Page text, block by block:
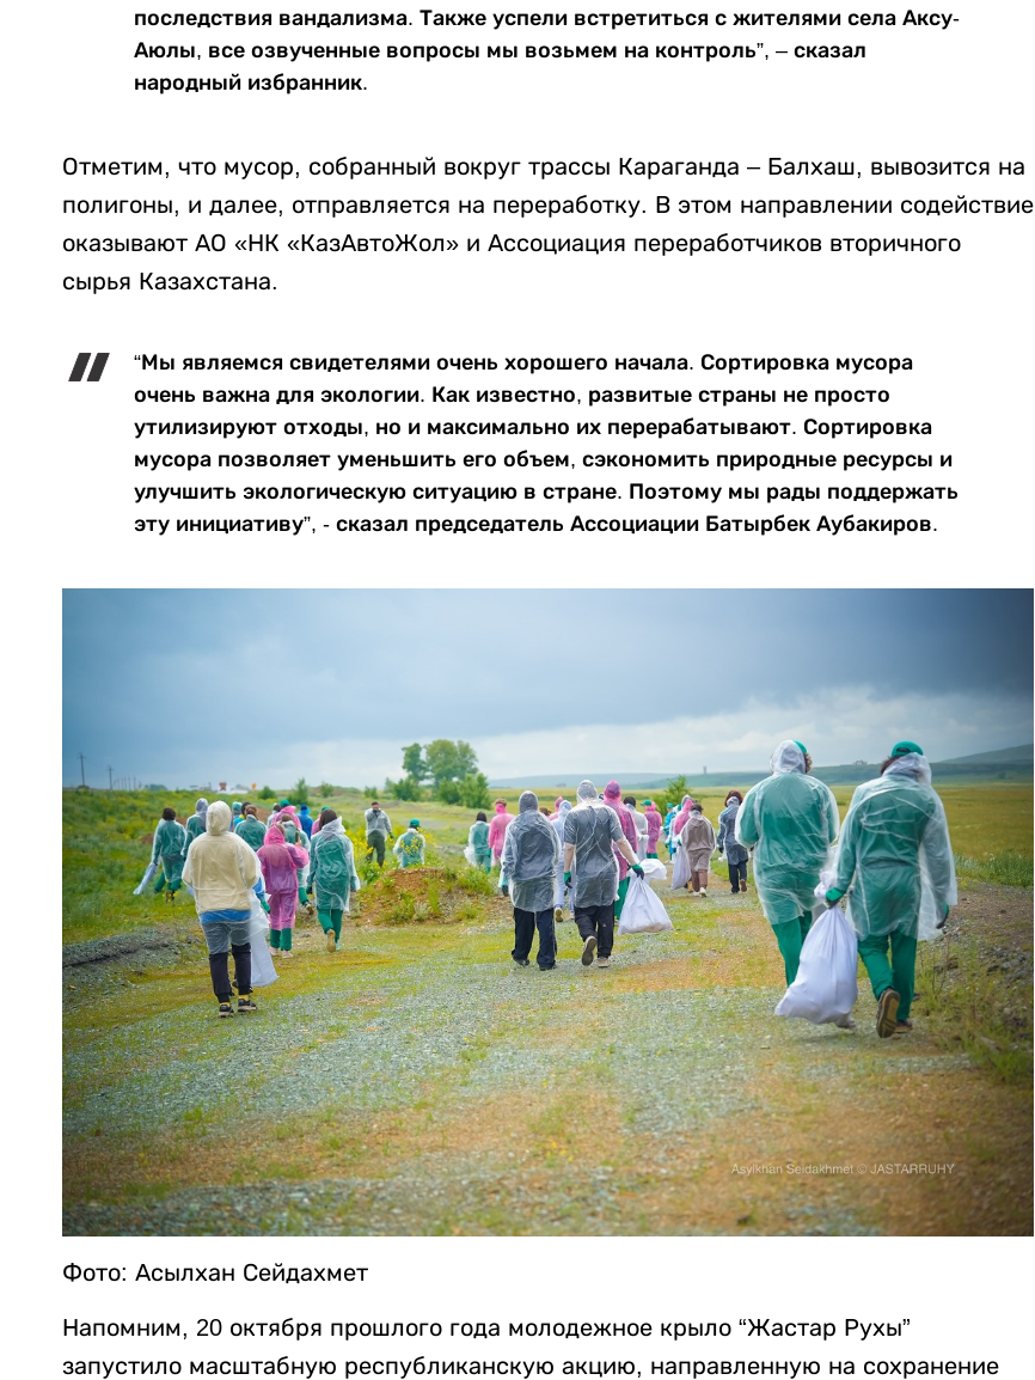
последствия вандализма. Также успели встретиться с жителями села Аксу-
Аюлы, все озвученные вопросы мы возьмем на контроль”, – сказал
народный избранник.
Отметим, что мусор, собранный вокруг трассы Караганда – Балхаш, вывозится на
полигоны, и далее, отправляется на переработку. В этом направлении содействие
оказывают АО «НК «КазАвтоЖол» и Ассоциация переработчиков вторичного
сырья Казахстана.
“Мы являемся свидетелями очень хорошего начала. Сортировка мусора
очень важна для экологии. Как известно, развитые страны не просто
утилизируют отходы, но и максимально их перерабатывают. Сортировка
мусора позволяет уменьшить его объем, сэкономить природные ресурсы и
улучшить экологическую ситуацию в стране. Поэтому мы рады поддержать
эту инициативу”, - сказал председатель Ассоциации Батырбек Аубакиров.
Фото: Асылхан Сейдахмет
Напомним, 20 октября прошлого года молодежное крыло “Жастар Рухы”
запустило масштабную республиканскую акцию, направленную на сохранение